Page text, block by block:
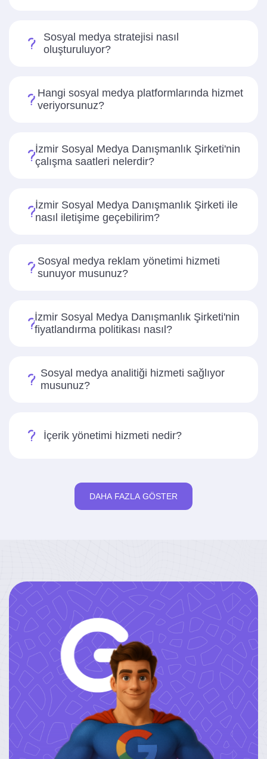
Sosyal medya stratejisi nasıl
oluşturuluyor?
Hangi sosyal medya platformlarında hizmet
veriyorsunuz?
İzmir Sosyal Medya Danışmanlık Şirketi'nin
çalışma saatleri nelerdir?
İzmir Sosyal Medya Danışmanlık Şirketi ile
nasıl iletişime geçebilirim?
Sosyal medya reklam yönetimi hizmeti
sunuyor musunuz?
İzmir Sosyal Medya Danışmanlık Şirketi'nin
fiyatlandırma politikası nasıl?
Sosyal medya analitiği hizmeti sağlıyor
musunuz?
İçerik yönetimi hizmeti nedir?
DAHA FAZLA GÖSTER